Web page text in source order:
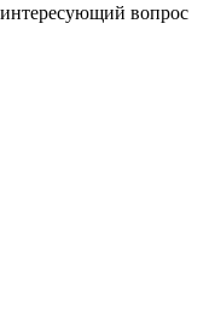
вопрос